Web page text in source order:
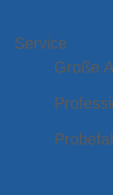
Service
Große